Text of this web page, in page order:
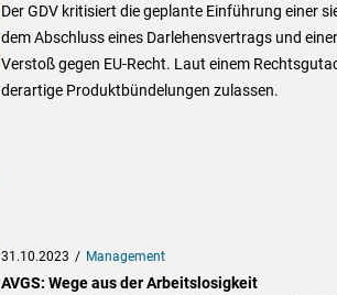
Der GDV kritisiert die geplante Einführung einer
dem Abschluss eines Darlehensvertrags und
Verstoß gegen EU-Recht. Laut einem
derartige Produktbündelungen zulassen.
31.10.2023 Management
AVGS: Wege aus der Arbeitslosigkeit